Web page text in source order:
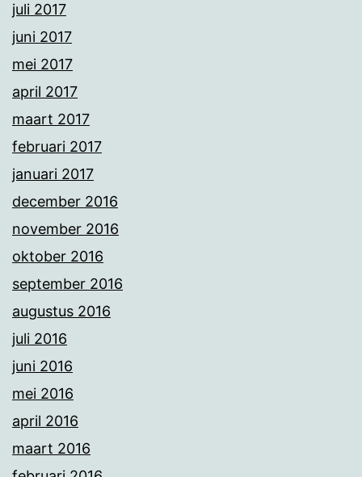
juli 2017
juni 2017
mei 2017
april 2017
maart 2017
februari 2017
januari 2017
december 2016
november 2016
oktober 2016
september 2016
augustus 2016
juli 2016
juni 2016
mei 2016
april 2016
maart 2016